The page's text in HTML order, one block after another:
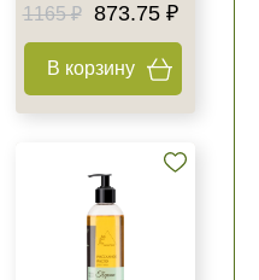
1165 ₽
873.75 ₽
В корзину